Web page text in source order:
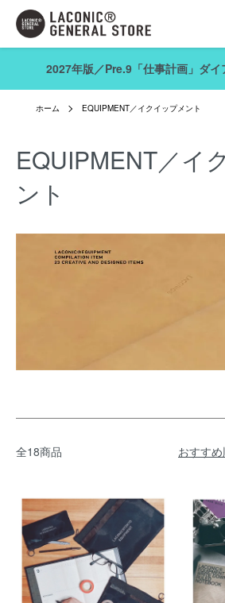
2027年版／Pre.9「仕事計画」ダ
ホーム EQUIPMENT／イクイップメント
EQUIPMENT／イ
ント
全18商品 おすす